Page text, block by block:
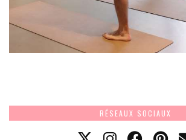
RÉSEAUX SOCIAUX